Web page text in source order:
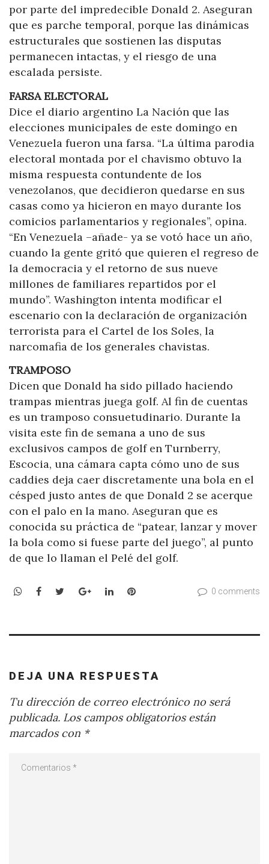
por parte del impredecible Donald 2. Aseguran
que es parche temporal, porque las dinámicas
estructurales que sostienen las disputas
permanecen intactas, y el riesgo de una
escalada persiste.
FARSA ELECTORAL
Dice el diario argentino La Nación que las
elecciones municipales de este domingo en
Venezuela fueron una farsa. “La última parodia
electoral montada por el chavismo obtuvo la
misma respuesta contundente de los
venezolanos, que decidieron quedarse en sus
casas como ya hicieron en mayo durante los
comicios parlamentarios y regionales”, opina.
“En Venezuela –añade- ya se votó hace un año,
cuando la gente gritó que quieren el regreso de
la democracia y el retorno de sus nueve
millones de familiares repartidos por el
mundo”. Washington intenta modificar el
escenario con la declaración de organización
terrorista para el Cartel de los Soles, la
narcomafia de los generales chavistas.
TRAMPOSO
Dicen que Donald ha sido pillado haciendo
trampas mientras juega golf. Al fin de cuentas
es un tramposo consuetudinario. Durante la
visita este fin de semana a uno de sus
exclusivos campos de golf en Turnberry,
Escocia, una cámara capta cómo uno de sus
caddies deja caer discretamente una bola en el
césped justo antes de que Donald 2 se acerque
con el palo en la mano. Aseguran que es
conocida su práctica de “patear, lanzar y mover
la bola como si fuese parte del juego”, al punto
de que lo llaman el Pelé del golf.
WhatsApp
Facebook
TwitterGoogle+LinkedInPinterest 0 comments
DEJA UNA RESPUESTA
Tu dirección de correo electrónico no será
publicada. Los campos obligatorios están
marcados con *